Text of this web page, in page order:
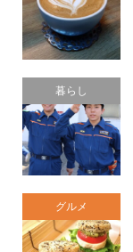
暮らし
グルメ